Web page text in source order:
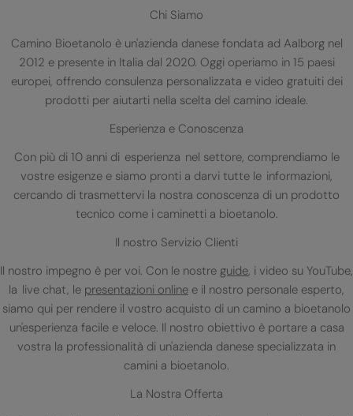
Chi Siamo
Camino Bioetanolo è un'azienda danese fondata ad Aalborg nel
2012 e presente in Italia dal 2020. Oggi operiamo in 15 paesi
europei, offrendo consulenza personalizzata e video gratuiti dei
prodotti per aiutarti nella scelta del camino ideale.
Esperienza e Conoscenza
Con più di 10 anni di esperienza nel settore, comprendiamo le
vostre esigenze e siamo pronti a darvi tutte le informazioni,
cercando di trasmettervi la nostra conoscenza di un prodotto
tecnico come i caminetti a bioetanolo.
Il nostro Servizio Clienti
Il nostro impegno è per voi. Con le nostre guide, i video su YouTube,
la live chat, le presentazioni online e il nostro personale esperto,
siamo qui per rendere il vostro acquisto di un camino a bioetanolo
un'esperienza facile e veloce. Il nostro obiettivo è portare a casa
vostra la professionalità di un'azienda danese specializzata in
camini a bioetanolo.
La Nostra Offerta